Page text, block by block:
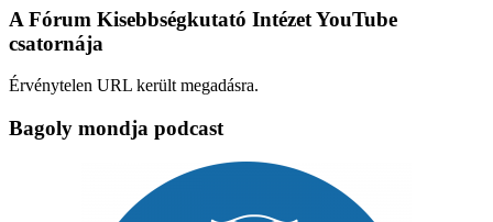
A Fórum Kisebbségkutató Intézet YouTube
csatornája
Érvénytelen URL került megadásra.
Bagoly mondja podcast